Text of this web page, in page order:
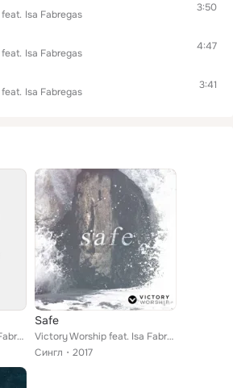
feat. Isa Fabregas
3:50
feat. Isa Fabregas
4:47
feat. Isa Fabregas
3:41
Victory Worship feat. Isa Fabregas
Safe
Victory Worship feat. Isa Fabregas
Сингл
2017